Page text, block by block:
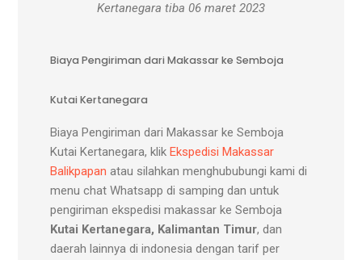
Kertanegara tiba 06 maret 2023
Biaya Pengiriman dari Makassar ke Semboja
Kutai Kertanegara
Biaya Pengiriman dari Makassar ke Semboja
Kutai Kertanegara, klikEkspedisi Makassar
Balikpapan atau silahkan menghububungi kami di
menu chat Whatsapp di samping dan untuk
pengiriman ekspedisi makassar ke Semboja
Kutai Kertanegara, Kalimantan Timur, dan
daerah lainnya di indonesia dengan tarif per